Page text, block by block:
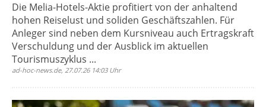
Die Melia-Hotels-Aktie profitiert von der anhaltend
hohen Reiselust und soliden Geschäftszahlen. Für
Anleger sind neben dem Kursniveau auch Ertragskraft
Verschuldung und der Ausblick im aktuellen
Tourismuszyklus ...
ad-hoc-news.de, 27.07.26 14:03 Uhr